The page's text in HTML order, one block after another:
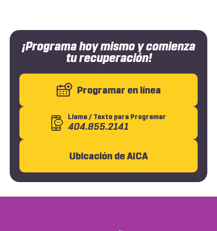
¡Programa hoy mismo y comienza
tu recuperación!
Programar en línea
Llama/ Textopara Programar
404.855.2141
Ubicación de AICA